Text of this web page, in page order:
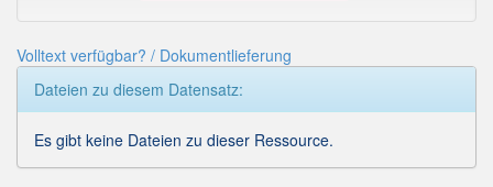
Volltext verfügbar? / Dokumentlieferung
Dateien zu diesem Datensatz:
Es gibt keine Dateien zu dieser Ressource.